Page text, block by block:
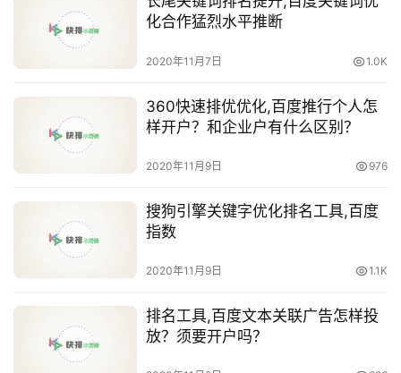
化合作猛烈水平推断
2020年11月7日 1.0K
360快速排优优化,百度推行个人怎
样开户？和企业户有什么区别？
2020年11月9日 976
搜狗引擎关键字优化排名工具,百度
指数
2020年11月9日 1.1K
排名工具,百度文本关联广告怎样投
放？须要开户吗？